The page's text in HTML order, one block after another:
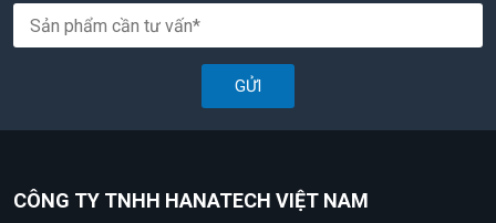
GỬI
CÔNG TY TNHH HANATECH VIỆT NAM